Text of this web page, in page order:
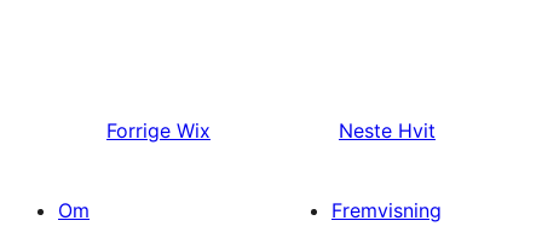
Forrige Wix Neste Hvit
Om
Fremvisning